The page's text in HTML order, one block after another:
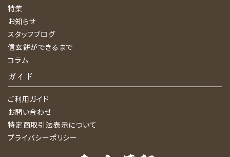
特集
お知らせ
スタッフブログ
信玄餅ができるまで
コラム
ガイド
ご利用ガイド
お問い合わせ
特定商取引法表示について
プライバシーポリシー